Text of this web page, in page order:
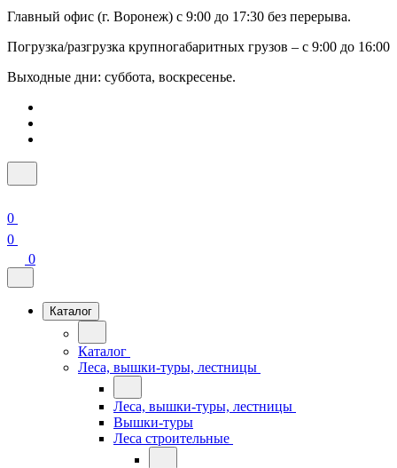
Главный офис (г. Воронеж) с 9:00 до 17:30 без перерыва.
Погрузка/разгрузка крупногабаритных грузов – с 9:00 до 16:00
Выходные дни: суббота, воскресенье.
0
0
0
Каталог
Каталог
Леса, вышки-туры, лестницы
Леса, вышки-туры, лестницы
Вышки-туры
Леса строительные